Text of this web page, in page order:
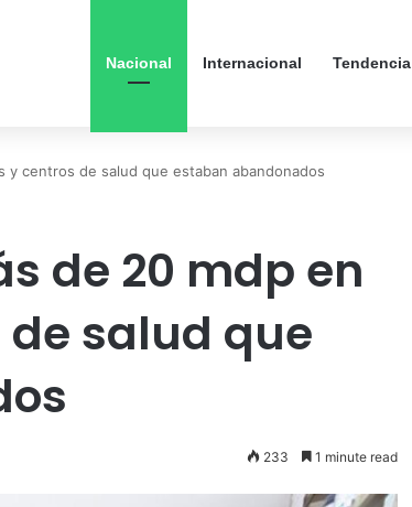
Nacional Internacional Tendencia
centros de salud que estaban abandonados
de 20 mdp en
salud que
233 1 minute read